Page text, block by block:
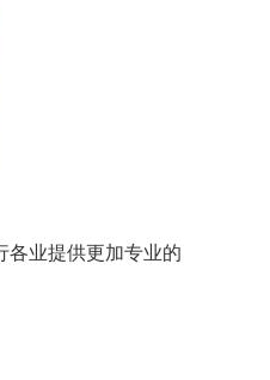
各业提供更加专业的